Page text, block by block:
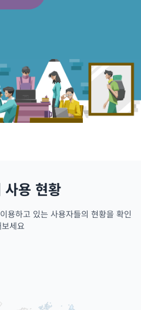
사용 현황
하고 있는 사용자들의 현황을 확인
세요